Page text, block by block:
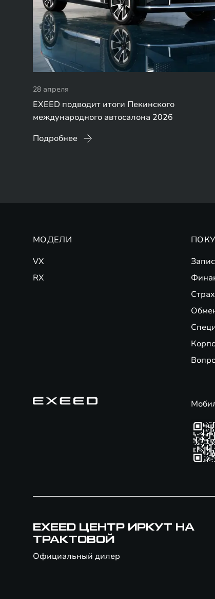
28 апреля
EXEED подводит итоги Пекинского
международного автосалона 2026
Подробнее
МОДЕЛИ
VX
RX
EXEED ЦЕНТР ИРКУТ НА
ТРАКТОВОЙ
Официальный дилер